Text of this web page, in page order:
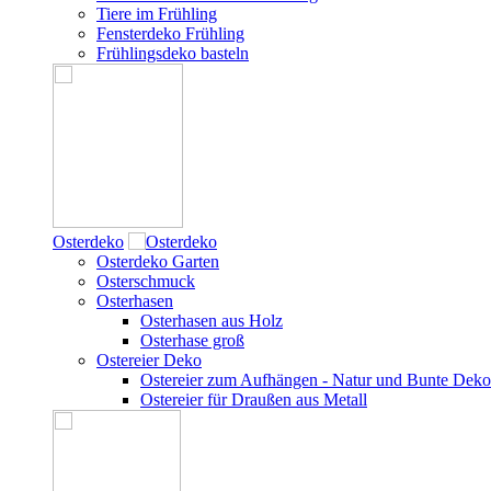
Tiere im Frühling
Fensterdeko Frühling
Frühlingsdeko basteln
Osterdeko
Osterdeko Garten
Osterschmuck
Osterhasen
Osterhasen aus Holz
Osterhase groß
Ostereier Deko
Ostereier zum Aufhängen - Natur und Bunte
Ostereier für Draußen aus Metall